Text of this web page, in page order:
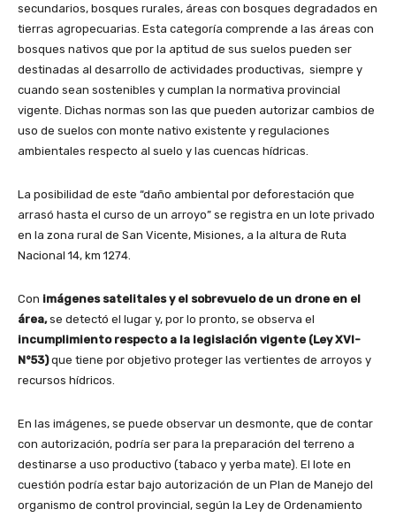
secundarios, bosques rurales, áreas con bosques degradados en
tierras agropecuarias. Esta categoría comprende a las áreas con
bosques nativos que por la aptitud de sus suelos pueden ser
destinadas al desarrollo de actividades productivas, siempre y
cuando sean sostenibles y cumplan la normativa provincial
vigente. Dichas normas son las que pueden autorizar cambios de
uso de suelos con monte nativo existente y regulaciones
ambientales respecto al suelo y las cuencas hídricas.
La posibilidad de este “daño ambiental por deforestación que
arrasó hasta el curso de un arroyo” se registra en un lote privado
en la zona rural de San Vicente, Misiones, a la altura de Ruta
Nacional 14, km 1274.
Con imágenes satelitales y el sobrevuelo de un drone en el
área,se detectó el lugar y, por lo pronto, se observa el
incumplimiento respecto a la legislación vigente (Ley XVI-
N°53)que tiene por objetivo proteger las vertientes de arroyos y
recursos hídricos.
En las imágenes, se puede observar un desmonte, que de contar
con autorización, podría ser para la preparación del terreno a
destinarse a uso productivo (tabaco y yerba mate). El lote en
cuestión podría estar bajo autorización de un Plan de Manejo del
organismo de control provincial, según la Ley de Ordenamiento